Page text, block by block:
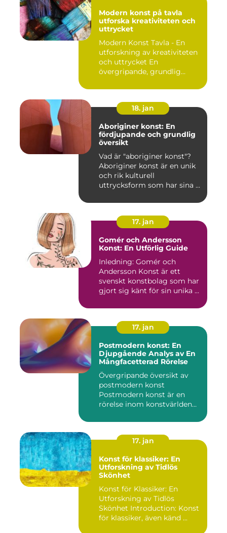
Modern konst på tavla
utforska kreativiteten och
uttrycket
Modern Konst Tavla - En
utforskning av kreativiteten
och uttrycket En
övergripande, grundlig
18. jan
Aboriginer konst: En
fördjupande och grundlig
översikt
Vad är "aboriginer konst"?
Aboriginer konst är en unik
och rik kulturell
uttrycksform som har sina ...
17. jan
Gomér och Andersson
Konst: En Utförlig Guide
Inledning: Gomér och
Andersson Konst är ett
svenskt konstbolag som har
gjort sig känt för sin unika ...
17. jan
Postmodern konst: En
Djupgående Analys av En
Mångfacetterad Rörelse
Övergripande översikt av
postmodern konst
Postmodern konst är en
rörelse inom konstvärlden
17. jan
Konst för klassiker: En
Utforskning av Tidlös
Skönhet
Konst för Klassiker: En
Utforskning av Tidlös
Skönhet Introduction: Konst
för klassiker, även känd ...